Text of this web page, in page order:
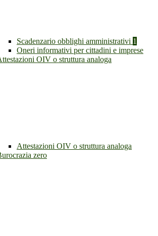
Scadenzario obblighi amministrativi 1
Oneri informativi per cittadini e imprese
OIV o struttura analoga
Attestazioni OIV o struttura analoga
zero